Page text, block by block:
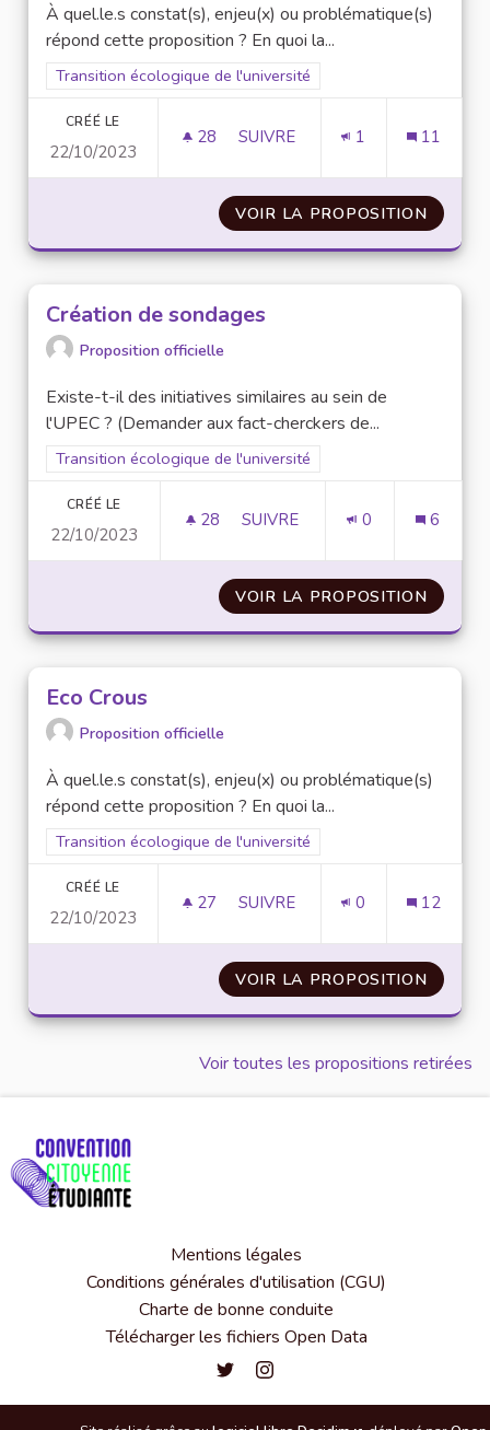
À quel.le.s constat(s), enjeu(x) ou problématique(s)
répond cette proposition ? En quoi la...
Filtrer les résultats pour le secteur : Transition écologique
Transition écologique de l'université
CRÉÉ LE
22/10/2023
28 28 ABONNÉS
SUIVRE 1 11
VOIR LA PROPOSITION
Création de sondages
Proposition officielle
Existe-t-il des initiatives similaires au sein de
l'UPEC ? (Demander aux fact-cherckers de...
Filtrer les résultats pour le secteur : Transition écologique
Transition écologique de l'université
CRÉÉ LE
22/10/2023
28 28 ABONNÉS
SUIVRE 0 6
VOIR LA PROPOSITION
Eco Crous
Proposition officielle
À quel.le.s constat(s), enjeu(x) ou problématique(s)
répond cette proposition ? En quoi la...
Filtrer les résultats pour le secteur : Transition écologique
Transition écologique de l'université
CRÉÉ LE
22/10/2023
27 27 ABONNÉS
SUIVRE 0 12
VOIR LA PROPOSITION ECO
Voir toutes les propositions retirées
Mentions légales
Conditions générales d'utilisation (CGU)
Charte de bonne conduite
Télécharger les fichiers Open Data
Convention citoyenne étudiante
Convention citoyenne